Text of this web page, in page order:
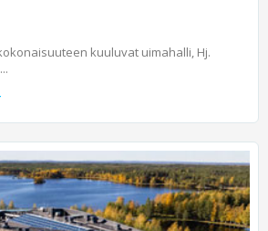
kuuluvat uimahalli, Hj.